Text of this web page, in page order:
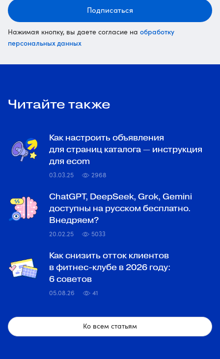
Подписаться
Нажимая кнопку, вы даете согласие на обработку
персональных данных
Читайте также
Как настроить объявления
для страниц каталога — инструкция
для ecom
03.03.25 2968
ChatGPT, DeepSeek, Grok, Gemini
доступны на русском бесплатно.
Внедряем?
20.02.25 5033
Как снизить отток клиентов
в фитнес-клубе в 2026 году:
6 советов
05.08.26 41
Ко всем статьям